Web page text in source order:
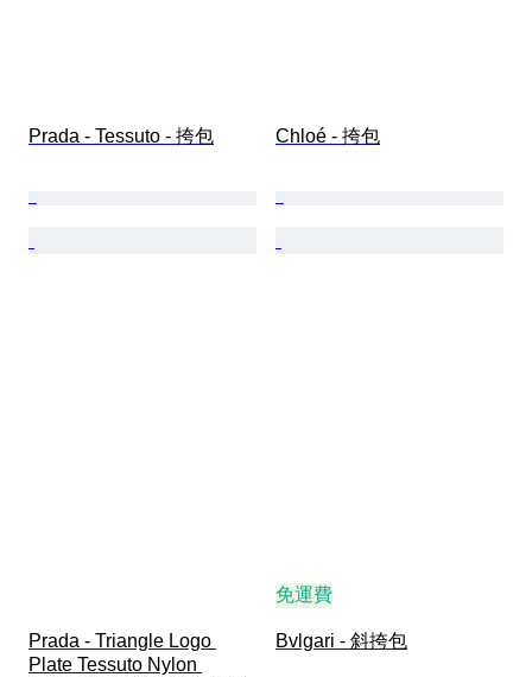
Prada - Tessuto - 挎包 Chloé - 挎包
Prada - Triangle Logo
Plate Tessuto Nylon
免運費
Bvlgari - 斜挎包